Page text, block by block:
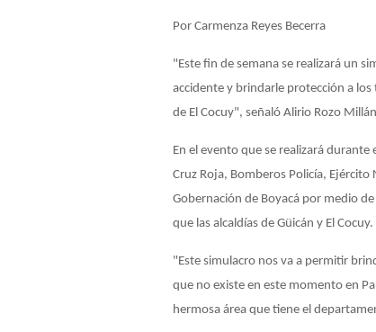
Por Carmenza Reyes Becerra
"Este fin de semana se realizará un
accidente y brindarle protección a los
de El Cocuy", señaló Alirio Rozo
En el evento que se realizará
Cruz Roja, Bomberos Policía,
Gobernación de Boyacá por medio
que las alcaldías de Güicán y El Cocuy.
"Este simulacro nos va a permitir
que no existe en este momento en
hermosa área que tiene el